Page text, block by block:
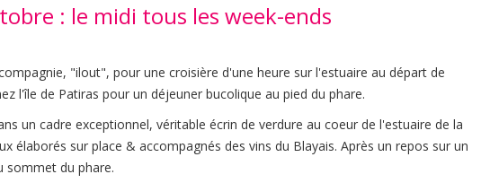
: le midi tous les week-ends
"ilout", pour une croisière d'une heure sur l'estuaire au départ de
l'île de Patiras pour un déjeuner bucolique au pied du phare.
un cadre exceptionnel, véritable écrin de verdure au coeur de l'estuaire de la
élaborés sur place & accompagnés des vins du Blayais. Après un repos sur un
sommet du phare.